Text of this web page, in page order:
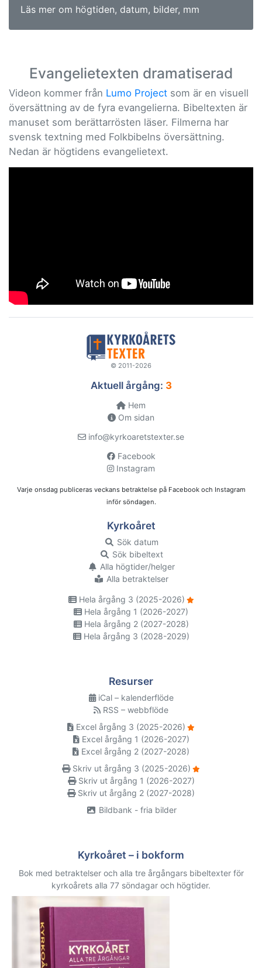
Läs mer om högtiden, datum, bilder, mm
Evangelietexten dramatiserad
Videon kommer från Lumo Project som är en visuell
översättning av de fyra evangelierna. Bibeltexten är
manuset som berättarrösten läser. Filmerna har
svensk textning med Folkbibelns översättning.
Nedan är högtidens evangelietext.
© 2011-2026
Aktuell årgång: 3
Hem
Om sidan
info@kyrkoaretstexter.se
Facebook
Instagram
Varje onsdag publiceras veckans betraktelse på Facebook och Instagram
inför söndagen.
Kyrkoåret
Sök datum
Sök bibeltext
Alla högtider/helger
Alla betraktelser
Hela årgång 3 (2025-2026)
Hela årgång 1 (2026-2027)
Hela årgång 2 (2027-2028)
Hela årgång 3 (2028-2029)
Resurser
iCal – kalenderflöde
RSS – webbflöde
Excel årgång 3 (2025-2026)
Excel årgång 1 (2026-2027)
Excel årgång 2 (2027-2028)
Skriv ut årgång 3 (2025-2026)
Skriv ut årgång 1 (2026-2027)
Skriv ut årgång 2 (2027-2028)
Bildbank - fria bilder
Kyrkoåret – i bokform
Bok med betraktelser och alla tre årgångars bibeltexter för
kyrkoårets alla 77 söndagar och högtider.